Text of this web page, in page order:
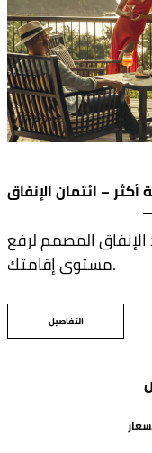
أكثر – ائتمان الإنفاق
المصمم لرفع
مستوى إقامتك.
التفاصيل